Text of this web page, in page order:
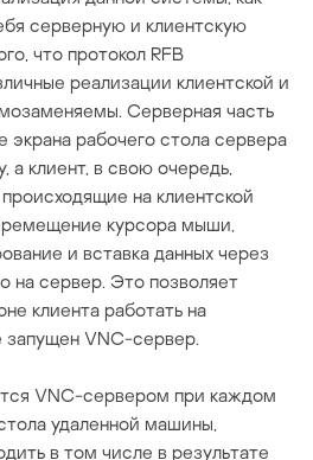
серверную и клиентскую
что протокол RFB
реализации клиентской и
Серверная часть
экрана рабочего стола сервера
а клиент, в свою очередь,
на клиентской
курсора мыши,
и вставка данных через
на сервер. Это позволяет
клиента работать на
запущен VNC-сервер.
VNC-сервером при каждом
удаленной машины,
в том числе в результате